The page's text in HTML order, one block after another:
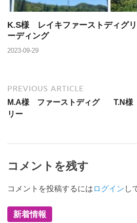
K.S様 レイキファーストディグ
ーディング
2023-09-29
PREVIOUS ARTICLE
M.A様 ファーストディグ
リー
T.N様
コメントを残す
コメントを投稿するには ログイン し
新着情報